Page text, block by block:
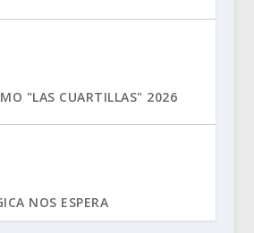
"LAS CUARTILLAS" 2026
NOS ESPERA